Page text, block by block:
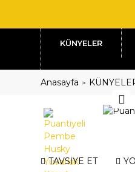
KÜNYELER
Anasayfa
TAVSİYE ET